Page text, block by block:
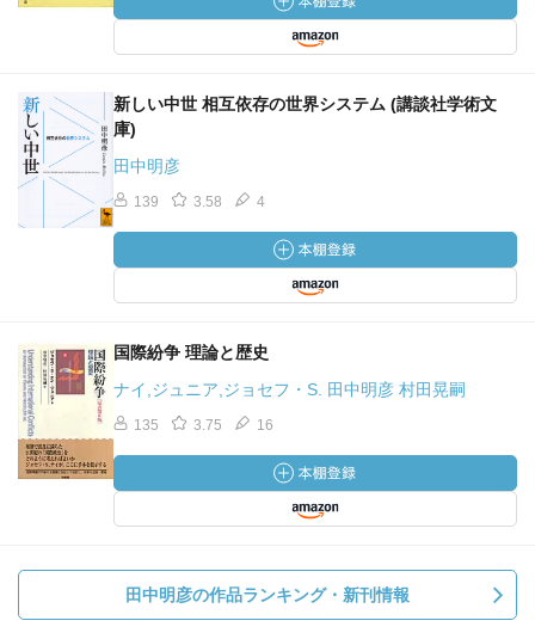
新しい中世 相互依存の世界システム (講談社学術文
庫)
田中明彦
139 3.58 4
国際紛争 理論と歴史
ナイ,ジュニア,ジョセフ・S. 田中明彦 村田晃嗣
135 3.75 16
田中明彦の作品ランキング・新刊情報